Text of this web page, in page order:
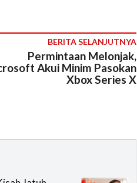
BERITA SELANJUTNYA
Permintaan Melonjak,
Akui Minim Pasokan
Xbox Series X